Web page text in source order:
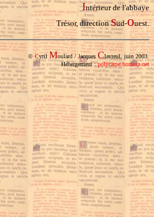
Intérieur de l'abbaye
Trésor, directionsud-ouest.
©CyrilMoulard / Jacques Clavreul, juin 2003.
Hébergement :polycarpe.homeip.net